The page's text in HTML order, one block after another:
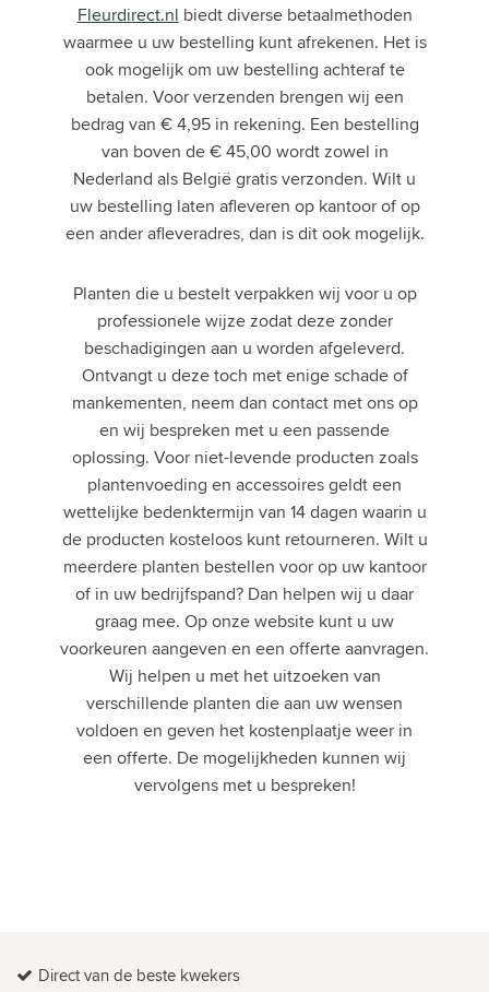
Fleurdirect.nl biedt diverse betaalmethoden
waarmee u uw bestelling kunt afrekenen. Het is
ook mogelijk om uw bestelling achteraf te
betalen. Voor verzenden brengen wij een
bedrag van € 4,95 in rekening. Een bestelling
van boven de € 45,00 wordt zowel in
Nederland als België gratis verzonden. Wilt u
uw bestelling laten afleveren op kantoor of op
een ander afleveradres, dan is dit ook mogelijk.
Planten die u bestelt verpakken wij voor u op
professionele wijze zodat deze zonder
beschadigingen aan u worden afgeleverd.
Ontvangt u deze toch met enige schade of
mankementen, neem dan contact met ons op
en wij bespreken met u een passende
oplossing. Voor niet-levende producten zoals
plantenvoeding en accessoires geldt een
wettelijke bedenktermijn van 14 dagen waarin u
de producten kosteloos kunt retourneren. Wilt u
meerdere planten bestellen voor op uw kantoor
of in uw bedrijfspand? Dan helpen wij u daar
graag mee. Op onze website kunt u uw
voorkeuren aangeven en een offerte aanvragen.
Wij helpen u met het uitzoeken van
verschillende planten die aan uw wensen
voldoen en geven het kostenplaatje weer in
een offerte. De mogelijkheden kunnen wij
vervolgens met u bespreken!
Direct van de beste kwekers